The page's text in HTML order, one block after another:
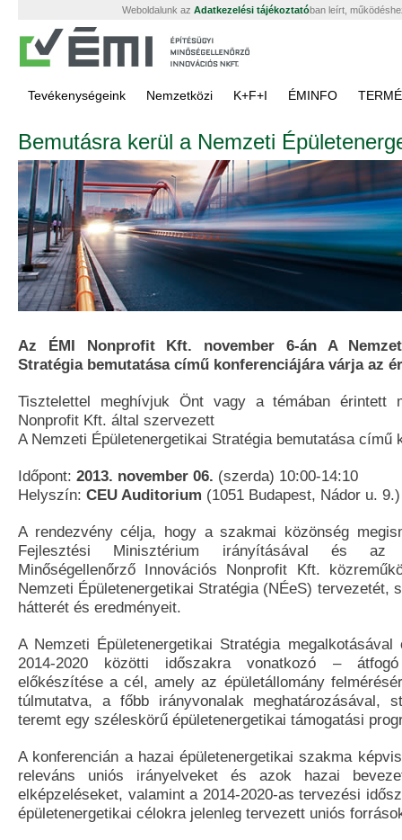
Weboldalunk az Adatkezelési tájékoztatóban leírt,
Tevékenységeink Nemzetközi K+F+I ÉMINFO
Bemutásra kerül a Nemzeti
Az ÉMI Nonprofit Kft. november 6-án A
Stratégia bemutatása című konferenciájára várja az
Tisztelettel meghívjuk Önt vagy a témában érintett
Nonprofit Kft. által szervezett
A Nemzeti Épületenergetikai Stratégia bemutatása című
Időpont: 2013. november 06. (szerda) 10:00-14:10
Helyszín: CEU Auditorium (1051 Budapest, Nádor u. 9.)
A rendezvény célja, hogy a szakmai közönség
Fejlesztési Minisztérium irányításával és az
Minőségellenőrző Innovációs Nonprofit Kft.
Nemzeti Épületenergetikai Stratégia (NÉeS) tervezetét,
hátterét és eredményeit.
A Nemzeti Épületenergetikai Stratégia
2014-2020 közötti időszakra vonatkozó –
előkészítése a cél, amely az épületállomány
túlmutatva, a főbb irányvonalak meghatározásával,
teremt egy széleskörű épületenergetikai támogatási
A konferencián a hazai épületenergetikai szakma
releváns uniós irányelveket és azok hazai
elképzeléseket, valamint a 2014-2020-as tervezési
épületenergetikai célokra jelenleg tervezett uniós